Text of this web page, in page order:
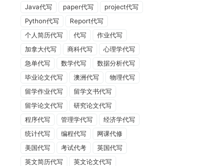
Java代写
paper代写
project代写
Python代写
Report代写
个人简历代写
代写
作业代写
加拿大代写
商科代写
心理学代写
急单代写
数学代写
数据分析代写
毕业论文代写
澳洲代写
物理代写
留学作业代写
留学文书代写
留学论文代写
研究论文代写
程序代写
管理学代写
经济学代写
统计代写
编程代写
网课代修
美国代写
考试代考
英国代写
英文简历代写
英文论文代写